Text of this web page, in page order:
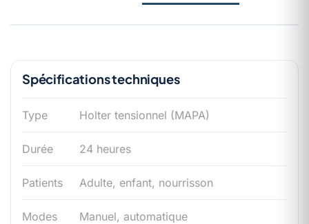
Spécifications techniques
Type Holter tensionnel (MAPA)
Durée 24 heures
Patients Adulte, enfant, nourrisson
Modes Manuel, automatique